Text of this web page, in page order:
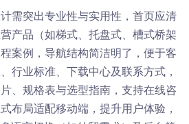
需突出专业性与实用性，首页应清
产品（如梯式、托盘式、槽式桥架
案例，导航结构简洁明了，便于客
行业标准、下载中心及联系方式，
、规格表与选型指南，支持在线咨
布局适配移动端，提升用户体验，